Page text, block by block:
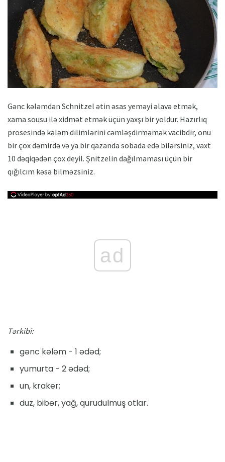
Gənc kələmdən Schnitzel ətin əsas yeməyi əlavə etmək,
xama sousu ilə xidmət etmək üçün yaxşı bir yoldur. Hazırlıq
prosesində kələm dilimlərini cəmləşdirməmək vacibdir, onu
bir çox dəmirdə və ya bir qazanda sobada edə bilərsiniz, vaxt
10 dəqiqədən çox deyil. Şnitzelin dağılmaması üçün bir
qığılcım kəsə bilməzsiniz.
ad
Tərkibi:
gənc kələm - 1 ədəd;
yumurta - 2 ədəd;
un, kraker;
duz, bibər, yağ, qurudulmuş otlar.